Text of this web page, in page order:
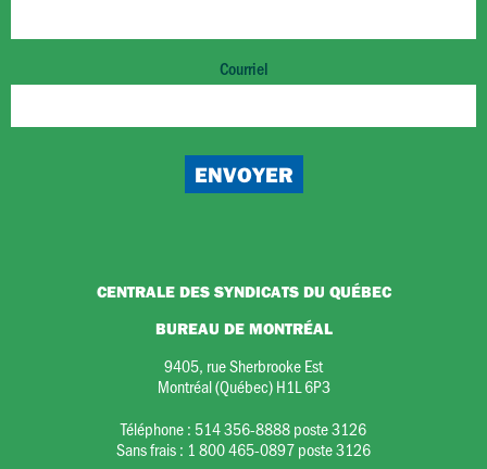
Courriel
CENTRALE DES SYNDICATS DU QUÉBEC
BUREAU DE MONTRÉAL
9405, rue Sherbrooke Est
Montréal (Québec) H1L 6P3
Téléphone : 514 356-8888 poste 3126
Sans frais : 1 800 465-0897 poste 3126